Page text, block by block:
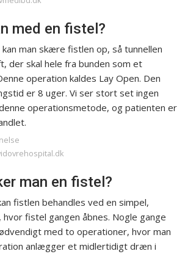
med en fistel?
man skære fistlen op, så tunnellen
der skal hele fra bunden som et
operation kaldes Lay Open. Den
er 8 uger. Vi ser stort set ingen
operationsmetode, og patienten er
man en fistel?
fistlen behandles ved en simpel,
fistel gangen åbnes. Nogle gange
med to operationer, hvor man
anlægger et midlertidigt dræn i